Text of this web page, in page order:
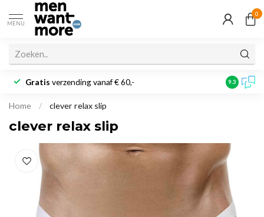
MENU
0
Gratis verzending vanaf € 60,- 9.3
Home / clever relax slip
clever relax slip